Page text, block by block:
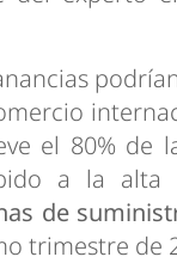
el 80% de
a la
de
trimestre de